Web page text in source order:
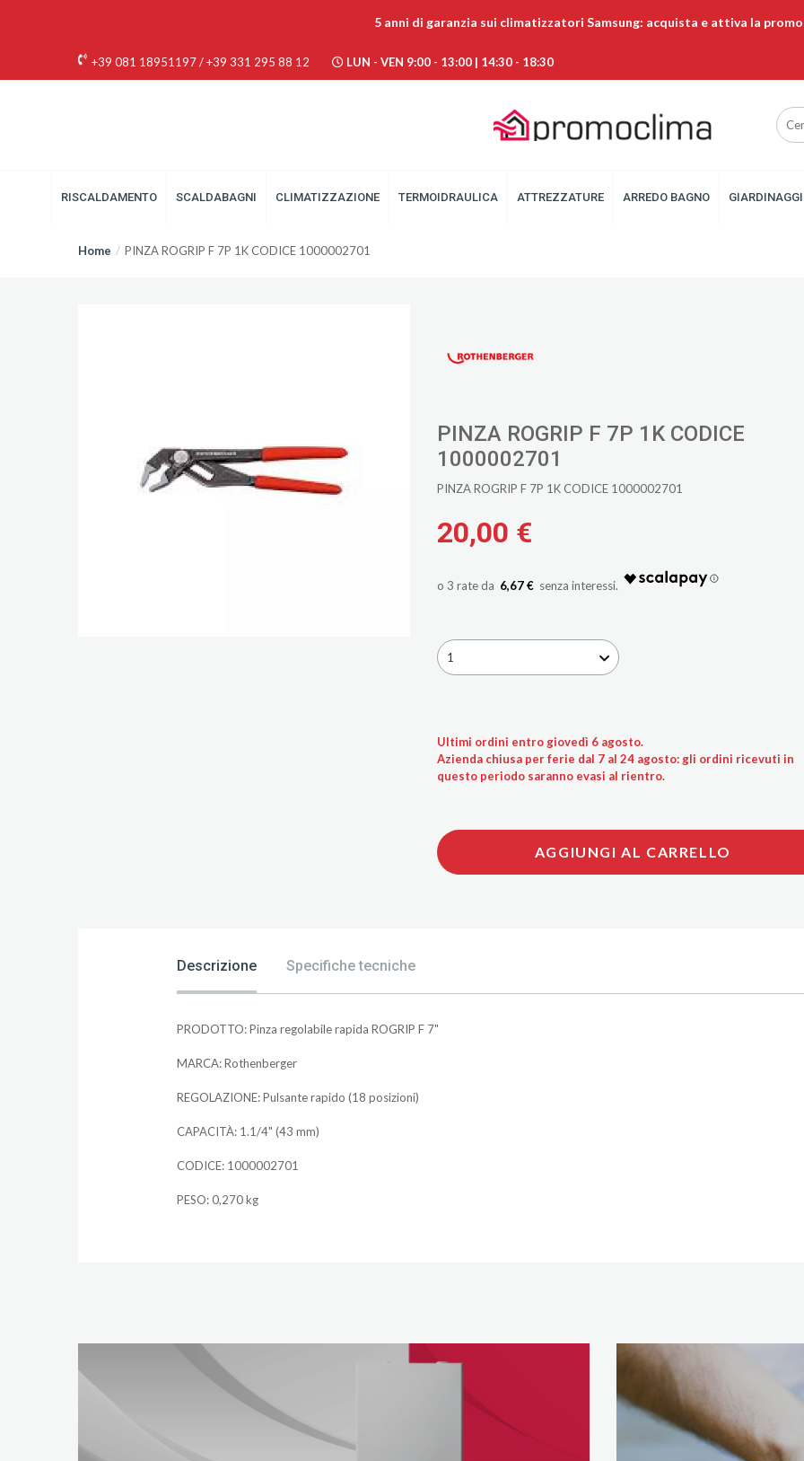
5 anni di garanzia sui climatizzatori Samsung: acquista e attiva la
+39 081 18951197/+39 331 295 88 12 LUN - VEN 9:00 - 13:00 | 14:30 - 18:30
RISCALDAMENTO SCALDABAGNI CLIMATIZZAZIONE TERMOIDRAULICA ATTREZZATURE ARREDO BAGNO
Home PINZA ROGRIP F 7P 1K CODICE 1000002701
PINZA ROGRIP F 7P 1K CODICE
1000002701
PINZA ROGRIP F 7P 1K CODICE 1000002701
20,00 €
6,67 €
1
Ultimi ordini entro giovedì 6 agosto.
Azienda chiusa per ferie dal 7 al 24 agosto: gli ordini ricevuti in
questo periodo saranno evasi al rientro.
AGGIUNGI AL CARRELLO
Descrizione Specifiche tecniche
PRODOTTO: Pinza regolabile rapida ROGRIP F 7"
MARCA: Rothenberger
REGOLAZIONE: Pulsante rapido (18 posizioni)
CAPACITÀ: 1.1/4" (43 mm)
CODICE: 1000002701
PESO: 0,270 kg